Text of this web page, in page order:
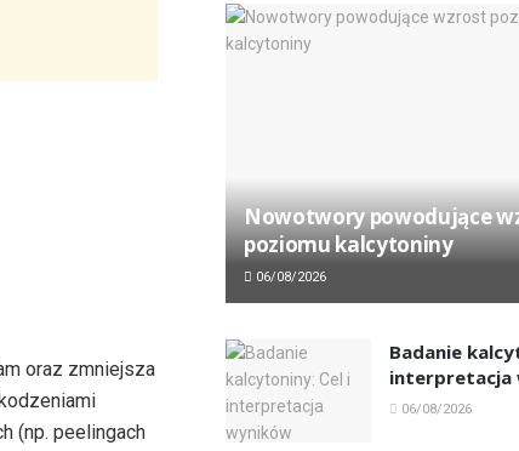
oraz zmniejsza
(np. peelingach
Nowotwory powodujące
poziomu kalcytoniny
06/08/2026
Badanie
interpretacja
06/08/2026